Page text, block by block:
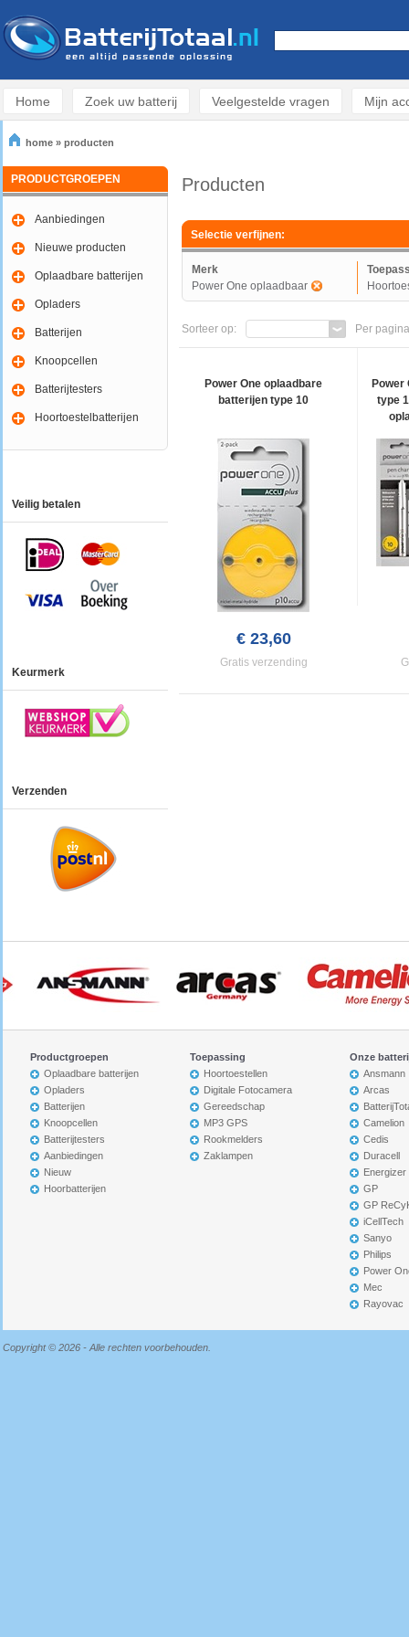
Home Zoek uw batterij Veelgestelde vragen Mijn
home » producten
PRODUCTGROEPEN
Aanbiedingen
Nieuwe producten
Oplaadbare batterijen
Opladers
Batterijen
Knoopcellen
Batterijtesters
Hoortoestelbatterijen
Veilig betalen
Keurmerk
Verzenden
Producten
Selectie verfijnen:
Merk
Power One oplaadbaar
Sorteer op: Per
Power One oplaadbare
batterijen type 10
€ 23,60
Gratis verzending
Power
type
Productgroepen
Oplaadbare batterijen
Opladers
Batterijen
Knoopcellen
Batterijtesters
Aanbiedingen
Nieuw
Hoorbatterijen
Toepassing
Hoortoestellen
Digitale Fotocamera
Gereedschap
MP3 GPS
Rookmelders
Zaklampen
Onze
Ansmann
Arcas
Camelion
Cedis
Duracell
Energizer
GP
GP
iCellTech
Sanyo
Philips
Power
Mec
Rayovac
Copyright © 2026 - Alle rechten voorbehouden.